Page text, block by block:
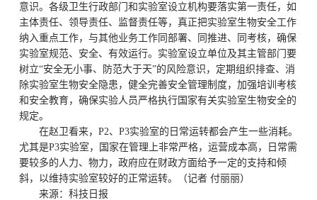
意识。各级卫生行政部门和实验室设立机构要落实第一责任，如
主体责任、领导责任、监督责任等，真正把实验室生物安全工作
纳入重点工作，与其他业务工作同部署、同推进、同考核，确保
实验室规范、安全、有效运行。实验室设立单位及其主管部门要
树立“安全无小事、防范大于天”的风险意识，定期组织排查、消
除实验室生物安全隐患，健全完善安全管理制度，加强培训考核
和安全教育，确保实验人员严格执行国家有关实验室生物安全的
规定。
在赵卫看来，P2、P3实验室的日常运转都会产生一些消耗。
尤其是P3实验室，国家在管理上非常严格，运营成本高，日常需
要较多的人力、物力，政府应在财政方面给予一定的支持和倾
斜，以维持实验室较好的正常运转。（记者 付丽丽）
来源：科技日报